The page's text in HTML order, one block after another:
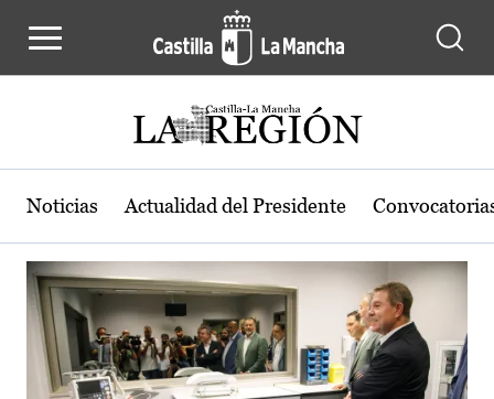
Actualidad de la región de Castilla-
Noticias Actualidad del Presidente